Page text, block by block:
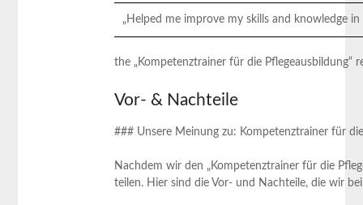
„Helped me ‌improve my skills and knowledge in
the „Kompetenztrainer‍ für die
Vor- & Nachteile
### Unsere Meinung zu: ⁤Kompetenztrainer für
Nachdem wir‍ den „Kompetenztrainer für ⁤die
teilen. Hier⁢ sind ⁤die Vor- und ‍Nachteile, die ​wir